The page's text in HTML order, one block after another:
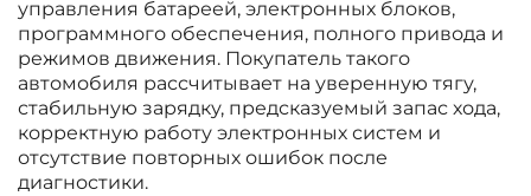
управления батареей, электронных блоков,
программного обеспечения, полного привода и
режимов движения. Покупатель такого
автомобиля рассчитывает на уверенную тягу,
стабильную зарядку, предсказуемый запас хода,
корректную работу электронных систем и
отсутствие повторных ошибок после
диагностики.